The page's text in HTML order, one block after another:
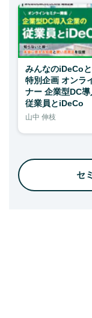
みんなのiDeCo
特別企画 オンラ
ナー 企業型DC
従業員とiDeCo
山中 伸枝
セ